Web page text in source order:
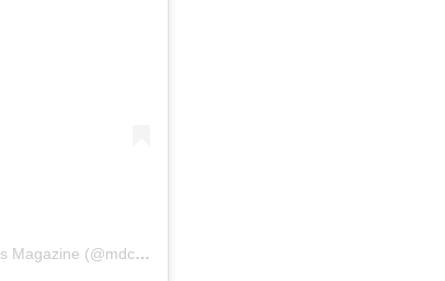
Una publicación compartida por MDC – The Event Planners Magazine (@mdc_magazine)